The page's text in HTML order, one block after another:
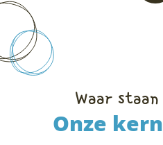
Waar
Onze